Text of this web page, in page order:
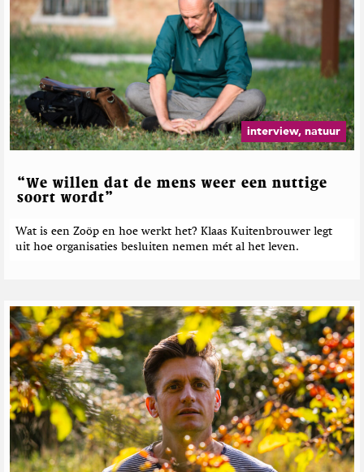
w
e
j
o
T
w
i
e
r
y
r
h
e
V
e
r
w
e
j
a
r
t
h
M
a
g
a
z
i
e
e
d
e
b
e
interview, natuur
“We willen dat de mens weer een nuttige
soort wordt”
Wat is een Zoöp en hoe werkt het? Klaas Kuitenbrouwer legt
uit hoe organisaties besluiten nemen mét al het leven.